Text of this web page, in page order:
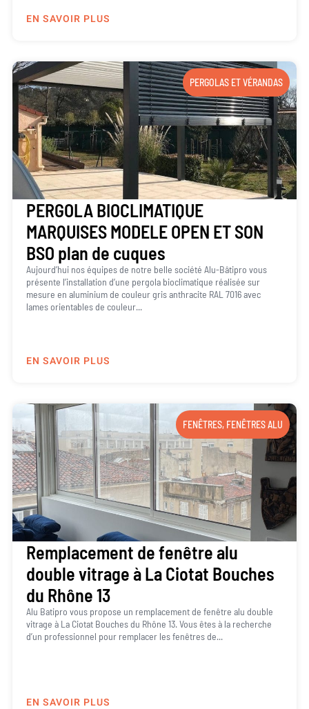
EN SAVOIR PLUS
PERGOLAS ET VÉRANDAS
PERGOLA BIOCLIMATIQUE
MARQUISES MODELE OPEN ET SON
BSO plan de cuques
Aujourd’hui nos équipes de notre belle société Alu-Bâtipro vous
présente l’installation d’une pergola bioclimatique réalisée sur
mesure en aluminium de couleur gris anthracite RAL 7016 avec
lames orientables de couleur...
EN SAVOIR PLUS
FENÊTRES, FENÊTRES ALU
Remplacement de fenêtre alu
double vitrage à La Ciotat Bouches
du Rhône 13
Alu Batipro vous propose un remplacement de fenêtre alu double
vitrage à La Ciotat Bouches du Rhône 13. Vous êtes à la recherche
d’un professionnel pour remplacer les fenêtres de...
EN SAVOIR PLUS